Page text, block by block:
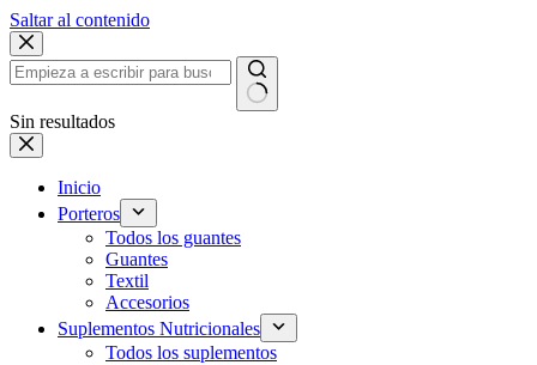
Saltar al contenido
Sin resultados
Inicio
Porteros
Todos los guantes
Guantes
Textil
Accesorios
Suplementos Nutricionales
Todos los suplementos